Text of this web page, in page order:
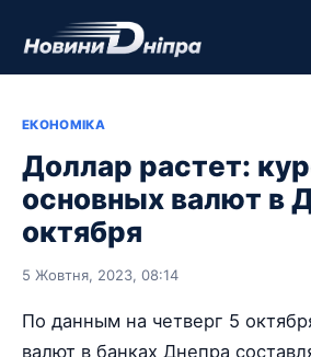
ЕКОНОМІКА
Доллар растет:
основных валют в
октября
5 Жовтня, 2023, 08:14
По данным на четверг 5
валют в банках Днепра